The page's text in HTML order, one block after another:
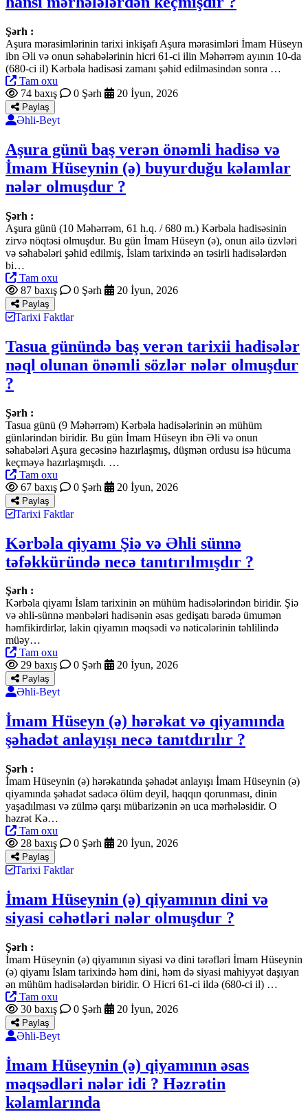
Şərh :
Aşura mərasimlərinin tarixi inkişafı Aşura mərasimləri İmam Hüseyn
ibn Əli və onun səhabələrinin hicri 61-ci ilin Məhərrəm ayının 10-da
(680-ci il) Kərbəla hadisəsi zamanı şəhid edilməsindən sonra …
Tam oxu
74 baxış
0 Şərh 20 İyun, 2026
Paylaş
Əhli-Beyt
Aşura günü baş verən önəmli hadisə və
İmam Hüseynin (ə) buyurduğu kəlamlar
nələr olmuşdur ?
Şərh :
Aşura günü (10 Məhərrəm, 61 h.q. / 680 m.) Kərbəla hadisəsinin
zirvə nöqtəsi olmuşdur. Bu gün İmam Hüseyn (ə), onun ailə üzvləri
və səhabələri şəhid edilmiş, İslam tarixində ən təsirli hadisələrdən
bi…
Tam oxu
87 baxış
0 Şərh 20 İyun, 2026
Paylaş
Tarixi Faktlar
Tasua günündə baş verən tarixii hadisələr
nəql olunan önəmli sözlər nələr olmuşdur
?
Şərh :
Tasua günü (9 Məhərrəm) Kərbəla hadisələrinin ən mühüm
günlərindən biridir. Bu gün İmam Hüseyn ibn Əli və onun
səhabələri Aşura gecəsinə hazırlaşmış, düşmən ordusu isə hücuma
keçməyə hazırlaşmışdı. …
Tam oxu
67 baxış
0 Şərh 20 İyun, 2026
Paylaş
Tarixi Faktlar
Kərbəla qiyamı Şiə və Əhli sünnə
təfəkküründə necə tanıtırılmışdır ?
Şərh :
Kərbəla qiyamı İslam tarixinin ən mühüm hadisələrindən biridir. Şiə
və əhli-sünnə mənbələri hadisənin əsas gedişatı barədə ümumən
həmfikirdirlər, lakin qiyamın məqsədi və nəticələrinin təhlilində
müəy…
Tam oxu
29 baxış
0 Şərh 20 İyun, 2026
Paylaş
Əhli-Beyt
İmam Hüseyn (ə) hərəkat və qiyamında
şəhadət anlayışı necə tanıtdırılır ?
Şərh :
İmam Hüseynin (ə) hərəkatında şəhadət anlayışı İmam Hüseynin (ə)
qiyamında şəhadət sadəcə ölüm deyil, haqqın qorunması, dinin
yaşadılması və zülmə qarşı mübarizənin ən uca mərhələsidir. O
həzrət Kə…
Tam oxu
28 baxış
0 Şərh 20 İyun, 2026
Paylaş
Tarixi Faktlar
İmam Hüseynin (ə) qiyamının dini və
siyasi cəhətləri nələr olmuşdur ?
Şərh :
İmam Hüseynin (ə) qiyamının siyasi və dini tərəfləri İmam Hüseynin
(ə) qiyamı İslam tarixində həm dini, həm də siyasi mahiyyət daşıyan
ən mühüm hadisələrdən biridir. O Hicri 61-ci ildə (680-ci il) …
Tam oxu
30 baxış
0 Şərh 20 İyun, 2026
Paylaş
Əhli-Beyt
İmam Hüseynin (ə) qiyamının əsas
məqsədləri nələr idi ? Həzrətin
kəlamlarında